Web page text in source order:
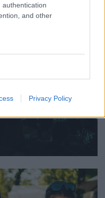
authentication
and other
Privacy Policy